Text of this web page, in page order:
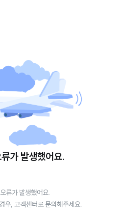
가 발생했어요.
류가 발생했어요.
우, 고객센터로 문의해주세요.